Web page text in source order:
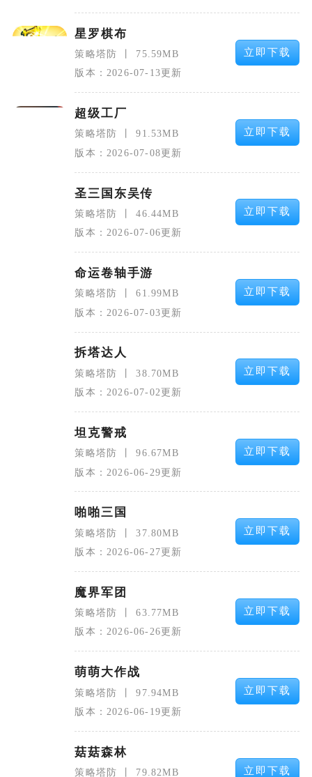
星罗棋布
策略塔防
75.59MB
版本：2026-07-13更新
立即下载
超级工厂
策略塔防
91.53MB
版本：2026-07-08更新
立即下载
圣三国东吴传
策略塔防
46.44MB
版本：2026-07-06更新
立即下载
命运卷轴手游
策略塔防
61.99MB
版本：2026-07-03更新
立即下载
拆塔达人
策略塔防
38.70MB
版本：2026-07-02更新
立即下载
坦克警戒
策略塔防
96.67MB
版本：2026-06-29更新
立即下载
啪啪三国
策略塔防
37.80MB
版本：2026-06-27更新
立即下载
魔界军团
策略塔防
63.77MB
版本：2026-06-26更新
立即下载
萌萌大作战
策略塔防
97.94MB
版本：2026-06-19更新
立即下载
菇菇森林
策略塔防 79.82MB 立即下载